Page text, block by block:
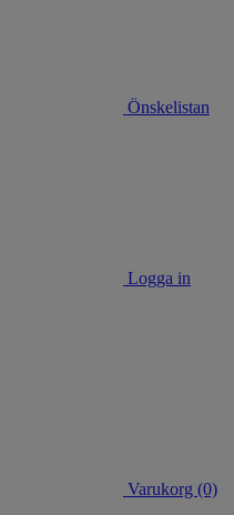
Önskelistan
Logga in
Varukorg (0)